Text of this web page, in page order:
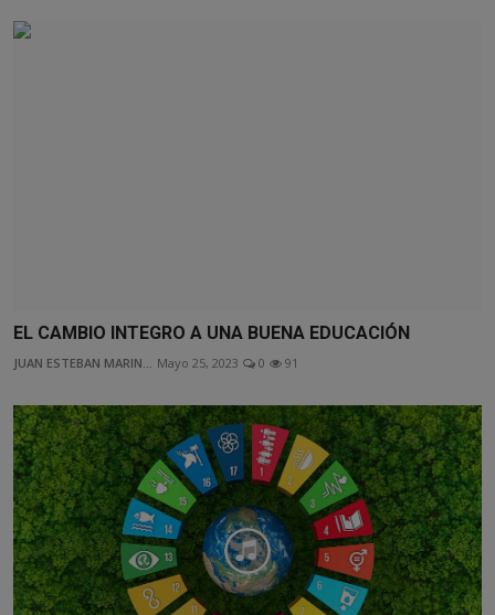
EL CAMBIO INTEGRO A UNA BUENA EDUCACIÓN
JUAN ESTEBAN MARIN... Mayo 25, 2023 0 91